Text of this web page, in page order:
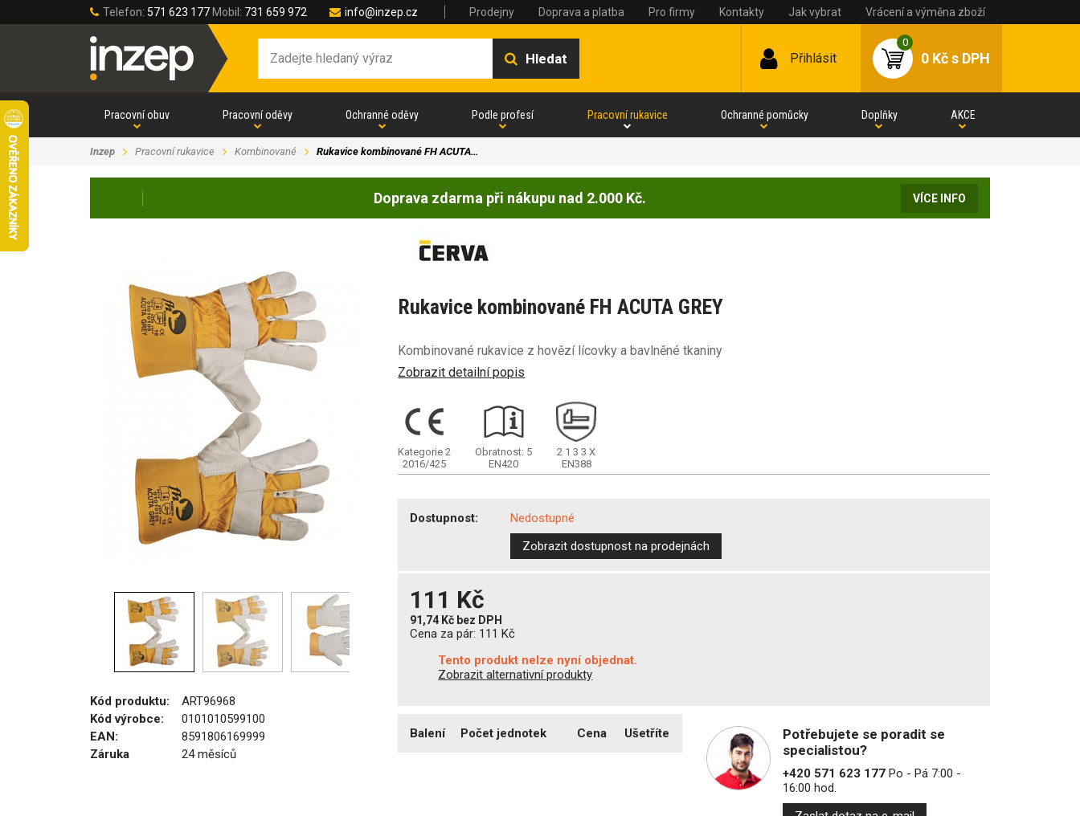
Telefon: 571 623 177 Mobil: 731 659 972 info@inzep.cz Prodejny Doprava a platba Pro firmy Kontakty Jak vybrat Vrácení a výměna zboží
Hledat Přihlásit
0
0 Kčs DPH
Pracovní obuv Pracovní oděvy Ochranné oděvy Podle profesí Pracovní rukavice Ochranné pomůcky Doplňky AKCE
Inzep Pracovní rukavice Kombinované Rukavice kombinované FH ACUTA…
Doprava zdarma při nákupu nad 2.000 Kč. VÍCE INFO
Kód produktu:
ART96968
Kód výrobce:
0101010599100
EAN:
8591806169999
Záruka
24 měsíců
Rukavice kombinované FH ACUTA GREY
Kombinované rukavice z hovězí lícovky a bavlněné tkaniny
Zobrazit detailní popis
Kategorie 2
2016/425
Obratnost: 5
EN420
2 133X
EN388
Dostupnost:
Nedostupné
Zobrazit dostupnost na prodejnách
111 Kč
91,74 Kč bez DPH
Cena za pár: 111 Kč
Tento produkt nelze nyní objednat.
Zobrazit alternativní produkty
Balení Počet jednotek Cena Ušetříte
Potřebujete se poradit se
specialistou?
+420 571 623 177Po - Pá 7:00 -
16:00 hod.